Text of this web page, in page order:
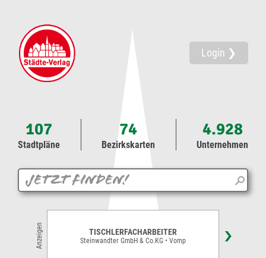
Login ❯
107
Stadtpläne
74
Bezirkskarten
4.928
Unternehmen
Anzeigen TISCHLERFACHARBEITER
Steinwandter GmbH & Co.KG • Vomp